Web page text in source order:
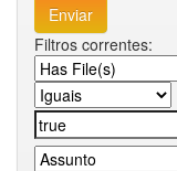
Filtros correntes: